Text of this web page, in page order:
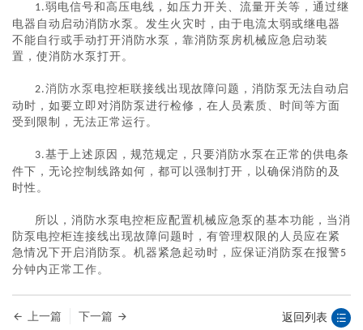
1.弱电信号和高压电线，如压力开关、流量开关等，通过继
电器自动启动消防水泵。发生火灾时，由于电流太弱或继电器
不能自行或手动打开消防水泵，靠消防泵房机械应急启动装
置，使消防水泵打开。
2.消防水泵 电控柜联接线出现故障问题，消防泵无法自动启
动时，如要立即对消防泵进行检修，在人员素质、时间等方面
受到限制，无法正常运行。
3.基于上述原因，规范规定，只要消防水泵在正常的供电条
件下，无论控制线路如何，都可以强制打开，以确保消防的及
时性。
所以，消防水泵电控柜应配置机械应急泵的基本功能，当消
防泵电控柜连接线出现故障问题时，有管理权限的人员应在紧
急情况下开启消防泵。机器紧急起动时，应保证消防泵在报警5
分钟内正常工作。
上一篇 下一篇 返回列表